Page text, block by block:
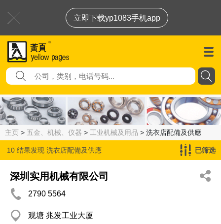
立即下载yp1083手机app
主页 > 五金、机械、仪器 > 工业机械及用品 > 洗衣店配備及供應
10 结果发现 洗衣店配備及供應 已筛选
深圳实用机械有限公司
2790 5564
观塘 兆发工业大厦